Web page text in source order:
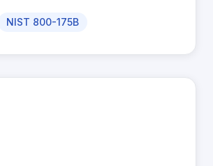
NIST 800-175B